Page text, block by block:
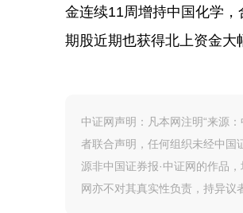
金连续11周增持中国化学
期股近期也获得北上资金大
中证网声明：凡本网注明“来源
者联合声明，任何组织未经中国
源非中国证券报·中证网的作品
网亦不对其真实性负责，持异议